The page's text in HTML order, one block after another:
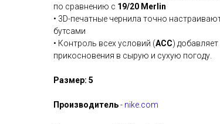
по сравнению с 19/20 Merlin
• 3D-печатные чернила точно
бутсами
• Контроль всех условий (ACC)
прикосновения в сырую и сухую погоду.
Размер: 5
Производитель- nike.com